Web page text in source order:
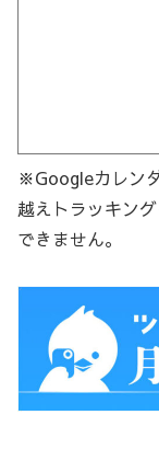
※Googleカレン
越えトラッキン
できません。